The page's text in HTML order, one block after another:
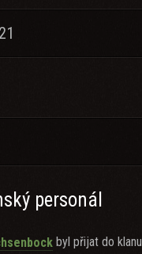
personál
byl přijat do